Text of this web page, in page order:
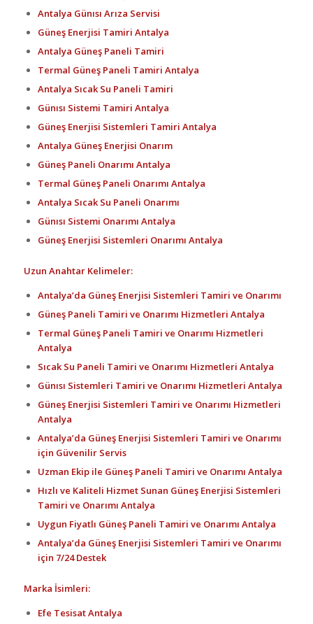
Antalya Günısı Arıza Servisi
Güneş Enerjisi Tamiri Antalya
Antalya Güneş Paneli Tamiri
Termal Güneş Paneli Tamiri Antalya
Antalya Sıcak Su Paneli Tamiri
Günısı Sistemi Tamiri Antalya
Güneş Enerjisi Sistemleri Tamiri Antalya
Antalya Güneş Enerjisi Onarım
Güneş Paneli Onarımı Antalya
Termal Güneş Paneli Onarımı Antalya
Antalya Sıcak Su Paneli Onarımı
Günısı Sistemi Onarımı Antalya
Güneş Enerjisi Sistemleri Onarımı Antalya
Uzun Anahtar Kelimeler:
Antalya’da Güneş Enerjisi Sistemleri Tamiri ve Onarımı
Güneş Paneli Tamiri ve Onarımı Hizmetleri Antalya
Termal Güneş Paneli Tamiri ve Onarımı Hizmetleri
Antalya
Sıcak Su Paneli Tamiri ve Onarımı Hizmetleri Antalya
Günısı Sistemleri Tamiri ve Onarımı Hizmetleri Antalya
Güneş Enerjisi Sistemleri Tamiri ve Onarımı Hizmetleri
Antalya
Antalya’da Güneş Enerjisi Sistemleri Tamiri ve Onarımı
için Güvenilir Servis
Uzman Ekip ile Güneş Paneli Tamiri ve Onarımı Antalya
Hızlı ve Kaliteli Hizmet Sunan Güneş Enerjisi Sistemleri
Tamiri ve Onarımı Antalya
Uygun Fiyatlı Güneş Paneli Tamiri ve Onarımı Antalya
Antalya’da Güneş Enerjisi Sistemleri Tamiri ve Onarımı
için 7/24 Destek
Marka İsimleri:
Efe Tesisat Antalya